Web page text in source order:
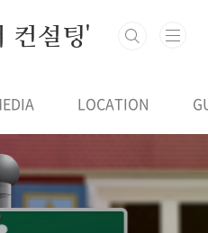
컨설팅'
LOCATION